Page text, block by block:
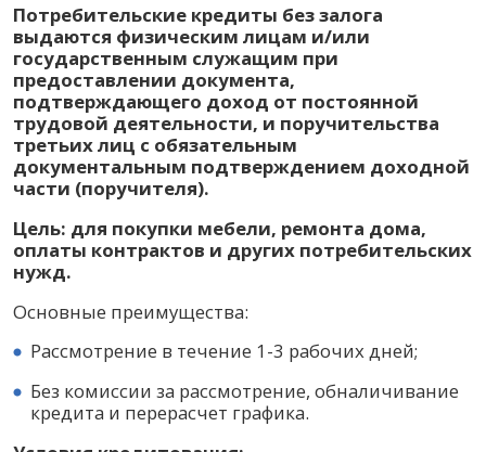
Потребительские кредиты без залога
выдаются физическим лицам и/или
государственным служащим при
предоставлении документа,
подтверждающего доход от постоянной
трудовой деятельности, и поручительства
третьих лиц с обязательным
документальным подтверждением доходной
части (поручителя).
Цель: для покупки мебели, ремонта дома,
оплаты контрактов и других потребительских
нужд.
Основные преимущества:
Рассмотрение в течение 1-3 рабочих дней;
Без комиссии за рассмотрение, обналичивание
кредита и перерасчет графика.